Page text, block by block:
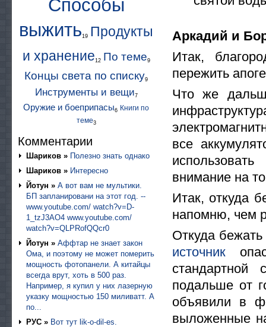
Аркадий и
Итак,
пережить
Что же
все
внимание на то
Итак, откуда
напомню, чем
Откуда бежать
источник
подальше от
объявили в
выложенные
Способы
выжить19 Продукты
и хранение12 По теме9
Концы света по списку9
Инструменты и вещи7
Оружие и боеприпасы6 Книги по
теме3
Комментарии
Шариков » Полезно знать однако
Шариков » Интересно
Йотун » А вот вам не мультики.
БП запланировани на этот год. --
www.youtube.com/ watch?v=D-
1_tzJ3AO4 www.youtube.com/
watch?v=QLPRofQQcr0
Йотун » Аффтар не знает закон
Ома, и поэтому не может померить
мощность фотопанели. А китайцы
всегда врут, хоть в 500 раз.
Например, я купил у них лазерную
указку мощностью 150 миливатт. А
по...
РУС » Вот тут lik-o-dil-es.